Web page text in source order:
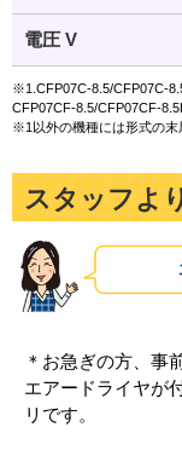
電圧 V
※1.CFP07C-8.5/CFP07C-
CFP07CF-8.5/CFP07CF-
※1以外の機種には形式の末
スタッフよ
＊お急ぎの方、事
エアードライヤが
リです。